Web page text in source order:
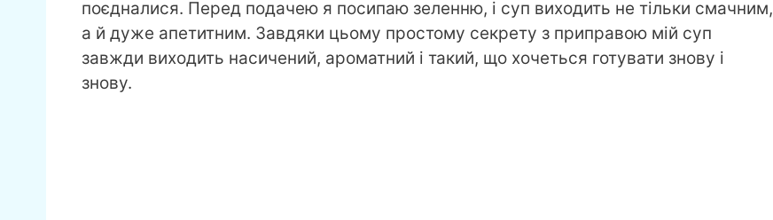
поєдналися. Перед подачею я посипаю зеленню, і суп виходить не тільки смачним,
а й дуже апетитним. Завдяки цьому простому секрету з приправою мій суп
завжди виходить насичений, ароматний і такий, що хочеться готувати знову і
знову.